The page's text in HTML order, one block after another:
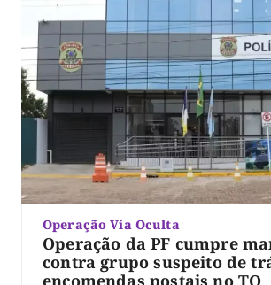
Operação Via Oculta
Operação da PF cumpre
contra grupo suspeito de
encomendas postais no TO